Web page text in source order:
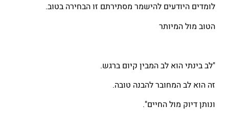
לומדים היודעים להישמר מסתירתם זו הבחירה בטוב.
הטוב מול המיותר
"לב בינתי הוא לב המבין קיום ברגש.
זה הוא לב המחובר להבנה טובה.
ונותן דיוק מול החיים".